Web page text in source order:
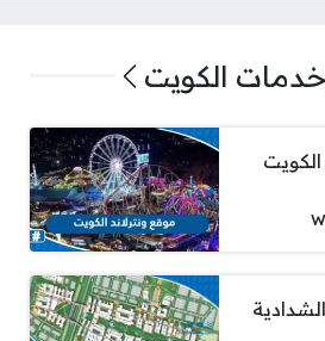
خدمات الكويت